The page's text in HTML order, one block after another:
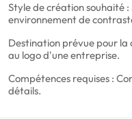
Style de création souhaité
environnement de
Destination prévue pour
au logo d'une entreprise.
Compétences requises :
détails.